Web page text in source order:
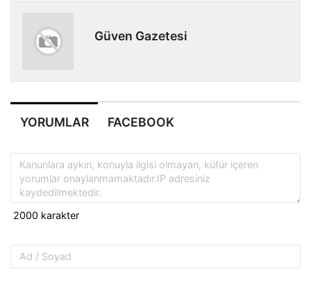
Güven Gazetesi
YORUMLAR FACEBOOK